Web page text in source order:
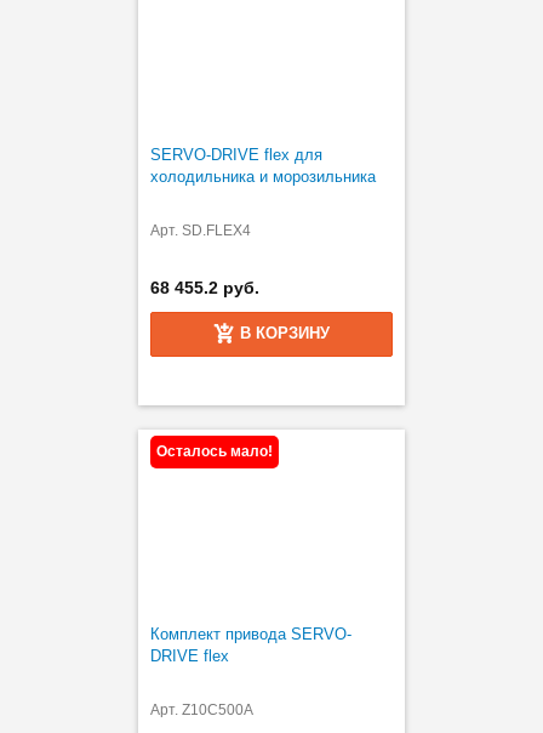
SERVO-DRIVE flex для
холодильника и морозильника
Арт. SD.FLEX4
68 455.2 руб.
В КОРЗИНУ
Осталось мало!
Комплект привода SERVO-
DRIVE flex
Арт. Z10C500A